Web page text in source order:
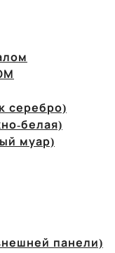
серебро)
белая)
муар)
панели)